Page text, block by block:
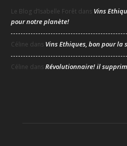
Le Blog d’Isabelle Forêt dans Vins
pour notre planète!
Céline dans Vins Ethiques, bon pour
Céline dansRévolutionnaire! il